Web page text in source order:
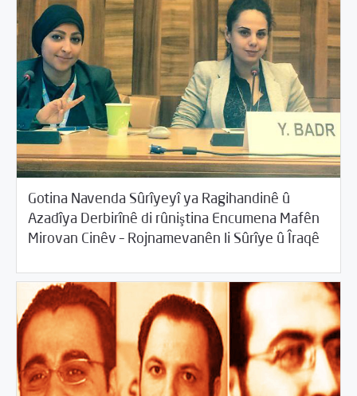
Gotina Navenda Sûrîyeyî ya Ragihandinê û
Azadîya Derbirînê di rûniştina Encumena Mafên
Mirovan Cinêv – Rojnamevanên li Sûrîye û Îraqê
25/2015 2015/Beyannameyên SCMê